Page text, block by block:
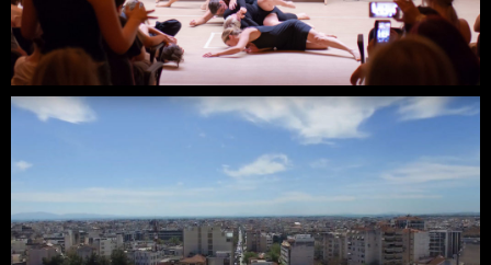
SHORT DOCUMENTARIES